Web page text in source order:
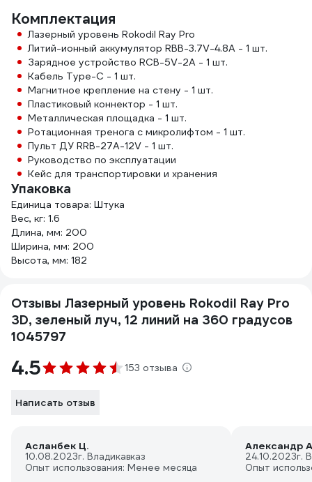
Комплектация
Лазерный уровень Rokodil Ray Pro
Литий-ионный аккумулятор RBB-3.7V-4.8A - 1 шт.
Зарядное устройство RCB-5V-2A - 1 шт.
Кабель Type-C - 1 шт.
Магнитное крепление на стену - 1 шт.
Пластиковый коннектор - 1 шт.
Металлическая площадка - 1 шт.
Ротационная тренога с микролифтом - 1 шт.
Пульт ДУ RRB-27A-12V - 1 шт.
Руководство по эксплуатации
Кейс для транспортировки и хранения
Упаковка
Единица товара: Штука
Вес, кг: 1.6
Длина, мм: 200
Ширина, мм: 200
Высота, мм: 182
Отзывы Лазерный уровень Rokodil Ray Pro
3D, зеленый луч, 12 линий на 360 градусов
1045797
4.5 153 отзыва
Написать отзыв
Асланбек Ц.
10.08.2023г. Владикавказ
Опыт использования: Менее месяца
Александр
24.10.2023г.
Опыт